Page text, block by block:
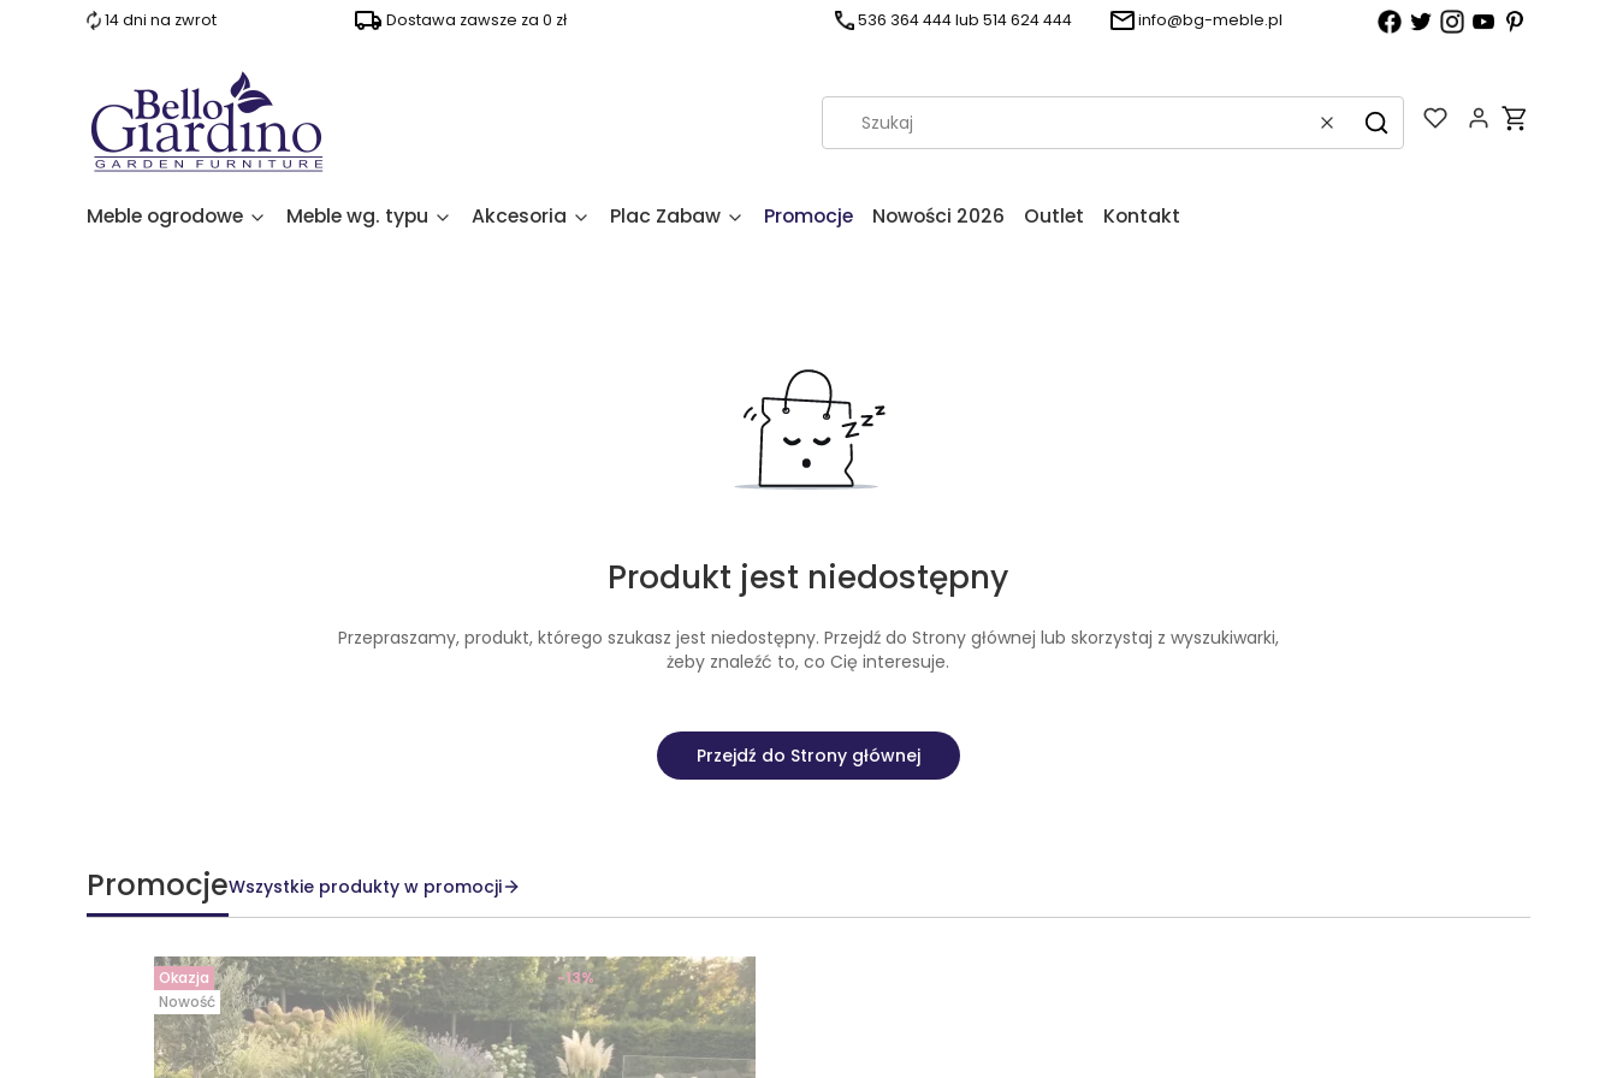
14 dni na zwrot Dostawa zawsze za 0 zł 536 364 444 lub 514 624 444 info@bg-meble.pl
WyczyśćSzukaj
Produkty w
Meble ogrodowe Meble wg. typu Akcesoria Plac Zabaw Promocje Nowości 2026 Outlet Kontakt
Produkt jest niedostępny
Przepraszamy, produkt, którego szukasz jest niedostępny. Przejdź do Strony głównej lub skorzystaj z wyszukiwarki,
żeby znaleźć to, co Cię interesuje.
Przejdź do Strony głównej
PromocjeWszystkie produkty w promocji
Okazja
Nowość
-13%